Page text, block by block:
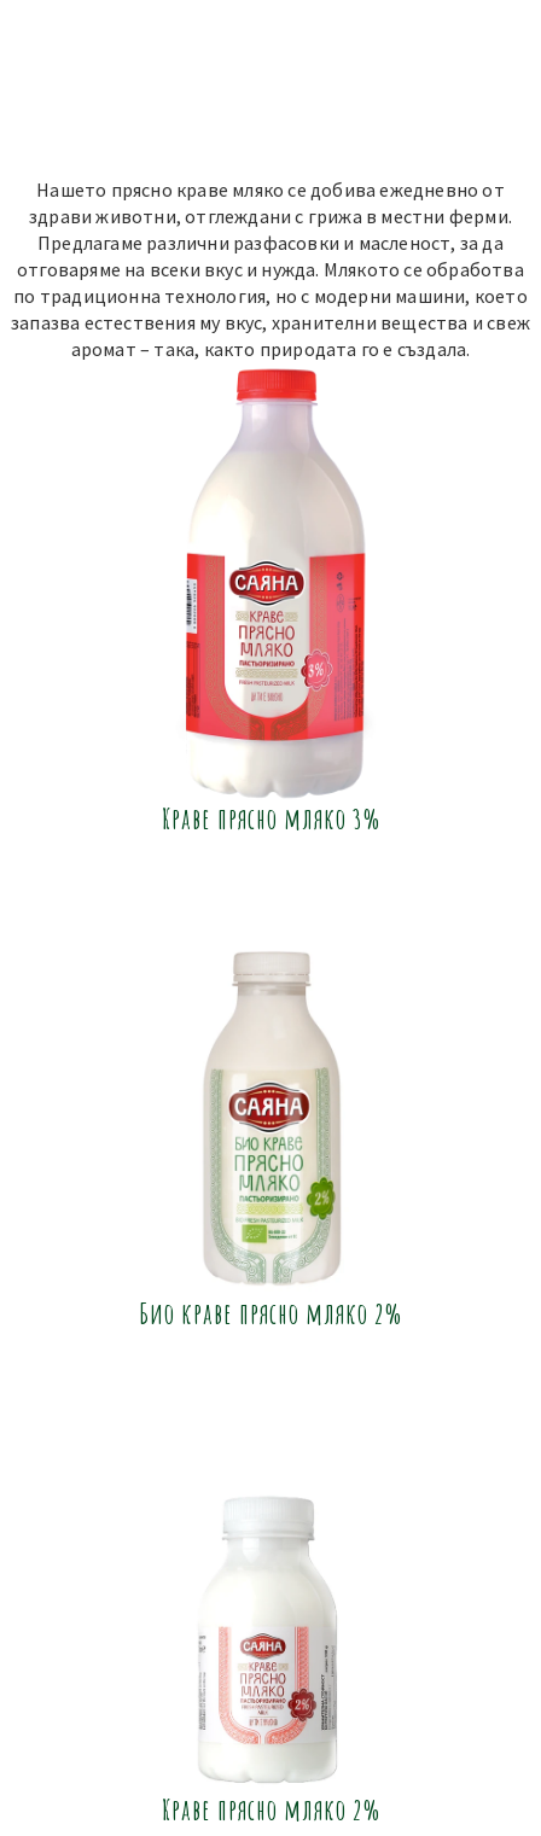
Нашето прясно краве мляко се добива ежедневно от
здрави животни, отглеждани с грижа в местни ферми.
Предлагаме различни разфасовки и масленост, за да
отговаряме на всеки вкус и нужда. Млякото се обработва
по традиционна технология, но с модерни машини, което
запазва естествения му вкус, хранителни вещества и свеж
аромат – така, както природата го е създала.
Краве прясно мляко 3%
Био краве прясно мляко 2%
Краве прясно мляко 2%